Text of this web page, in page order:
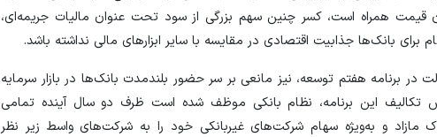
قیمت همراه است، کسر چنین سهم بزرگی از سود تحت عنوان مالیات جریمه‌ای،
بانک‌ها جذابیت اقتصادی در مقایسه با سایر ابزار‌های مالی نداشته باشد.
برنامه هفتم توسعه، نیز مانعی بر سر حضور بلندمدت بانک‌ها در بازار سرمایه
این برنامه، نظام بانکی موظف شده است ظرف دو سال آینده تمامی
مازاد و به‌ویژه سهام شرکت‌های غیربانکی خود را به شرکت‌های واسط زیر نظر